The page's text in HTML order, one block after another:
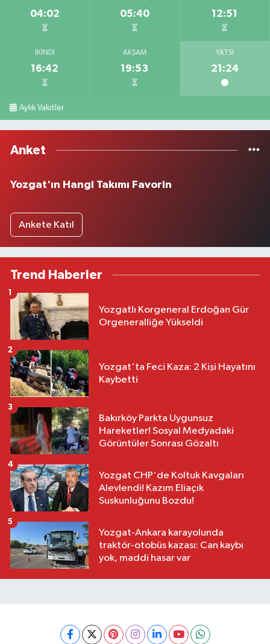
04:02 05:40 12:51
İKINDI
16:42
AKŞAM
19:53
YATSI
21:24
Aylık Vakitler
Anket
Yozgat'ın Hangi Takımı Favorin
Ankete Katıl
Trend Haberler
Yozgatlı Korgeneral Erdoğan Gür
Orgeneralliğe Yükseldi
1
Yozgat'ta Feci Kaza: 2 Kişi Hayatını
Kaybetti
2
Bakırköy Parkta Uygunsuz
Hareketler! Sosyal Medyadaki
Görüntüler Sonrası Gözaltı
3
Yozgat CHP'de Koltuk Kavgaları
Alevlendi! Kazım Eliaçık
Suskunluğunu Bozdu!
4
Yozgat-Ankara karayolunda
traktör-otobüs kazası: Can kaybı
yok, maddi hasar var
5